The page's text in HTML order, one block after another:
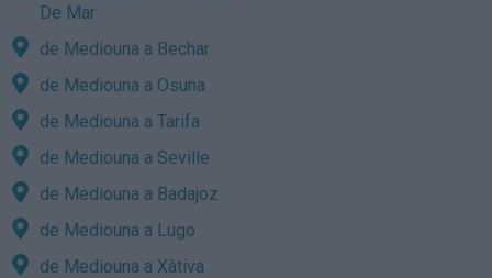
De Mar
de Mediouna a Bechar
de Mediouna a Osuna
de Mediouna a Tarifa
de Mediouna a Seville
de Mediouna a Badajoz
de Mediouna a Lugo
de Mediouna a Xàtiva